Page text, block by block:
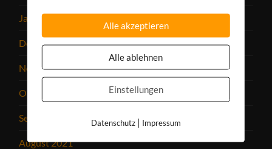
Januar 2022
Dezember 2021
November 2021
Oktober 2021
September 2021
August 2021
Alle akzeptieren
Alle ablehnen
Einstellungen
Datenschutz| Impressum